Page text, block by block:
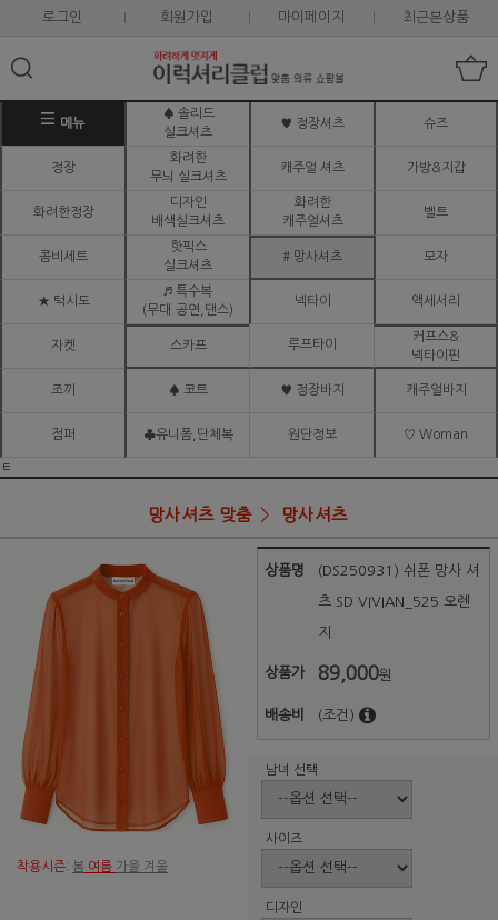
로그인 회원가입 마이페이지 최근본상품
메뉴
♠ 솔리드
실크셔츠
♥ 정장셔츠 슈즈
정장
화려한
무늬 실크셔츠
캐주얼 셔츠 가방&지갑
화려한정장
디자인
배색실크셔츠
화려한
캐주얼셔츠
벨트
콤비세트
핫픽스
실크셔츠
# 망사셔츠 모자
★ 턱시도
♬ 특수복
(무대.공연,댄스)
넥타이 액세서리
자켓 스카프 루프타이
커프스&
넥타이핀
조끼 ♠ 코트 ♥ 정장바지 캐주얼바지
점퍼 ♣유니폼,단체복 원단정보 ♡ Woman
ㅌ
망사셔츠 맞춤 망사셔츠
착용시즌: 봄 여름 가을 겨울
상품명 (DS250931) 쉬폰 망사 셔
츠 SD VIVIAN_525 오렌
지
상품가 89,000원
배송비 (조건)
남녀 선택
사이즈
디자인